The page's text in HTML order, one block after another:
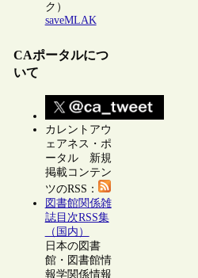
ク）
saveMLAK
CAポータルにつ
いて
カレントアウ
ェアネス・ポ
ータル 新規
掲載コンテン
ツのRSS：
図書館関係雑
誌目次RSS集
（国内）
日本の図書
館・図書館情
報学関係情報